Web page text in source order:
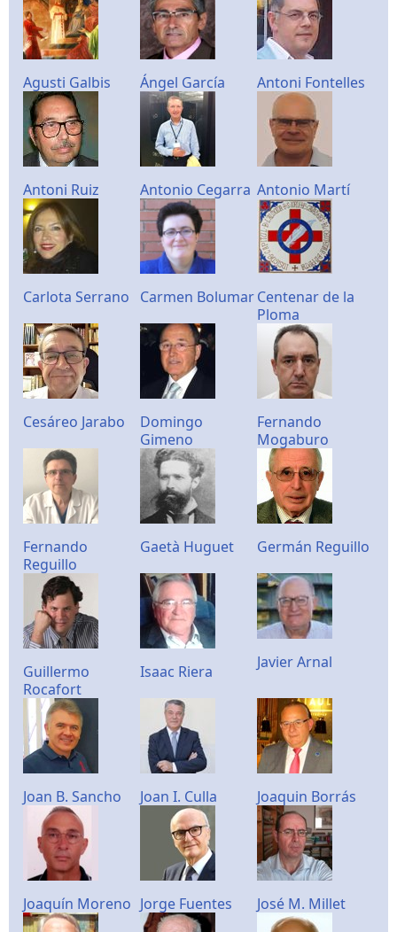
Agusti Galbis Ángel García Antoni Fontelles
Antoni Ruiz Antonio Cegarra Antonio Martí
Carlota Serrano Carmen BolumarCentenar de la
Ploma
Cesáreo Jarabo
Domingo
Gimeno
Fernando
Mogaburo
Fernando
Reguillo
Gaetà Huguet Germán Reguillo
Guillermo
Rocafort
Isaac Riera Javier Arnal
Joan B. Sancho Joan I. Culla Joaquin Borrás
Joaquín Moreno Jorge Fuentes José M. Millet